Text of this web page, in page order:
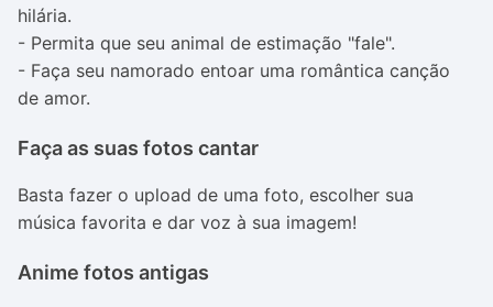
hilária.
- Permita que seu animal de estimação "fale".
- Faça seu namorado entoar uma romântica canção
de amor.
Faça as suas fotos cantar
Basta fazer o upload de uma foto, escolher sua
música favorita e dar voz à sua imagem!
Anime fotos antigas